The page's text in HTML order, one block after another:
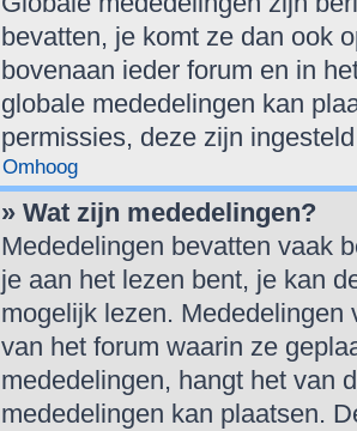
bevatten, je komt ze dan ook
bovenaan ieder forum en in
globale mededelingen kan
permissies, deze zijn
Omhoog
» Wat zijn mededelingen?
Mededelingen bevatten vaak
je aan het lezen bent, je kan
mogelijk lezen.
van het forum waarin ze
mededelingen, hangt het van
mededelingen kan plaatsen.